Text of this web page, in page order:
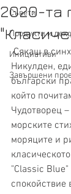
Съвети
Продукти и
Инициативи
Завършени
2020-та
Сякаш в синхрон, в навечерието на
Никулден,
български
който
Чудотворец
морските
моряците и
"Classic
спокойствие